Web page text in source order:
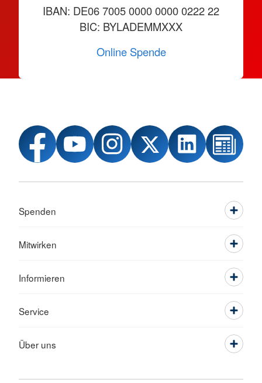
IBAN: DE06 7005 0000 0000 0222 22
BIC: BYLADEMMXXX
Online Spende
Spenden
Mitwirken
Informieren
Service
Über uns